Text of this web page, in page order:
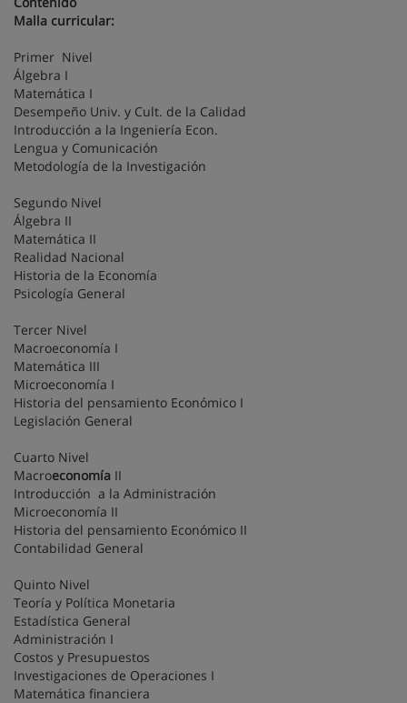
Malla curricular:
Primer Nivel
Álgebra I
Matemática I
Desempeño Univ. y Cult. de la Calidad
Introducción a la Ingeniería Econ.
Lengua y Comunicación
Metodología de la Investigación
Segundo Nivel
Álgebra II
Matemática II
Realidad Nacional
Historia de la Economía
Psicología General
Tercer Nivel
Macroeconomía I
Matemática III
Microeconomía I
Historia del pensamiento Económico I
Legislación General
Cuarto Nivel
Macroeconomía II
Introducción a la Administración
Microeconomía II
Historia del pensamiento Económico II
Contabilidad General
Quinto Nivel
Teoría y Política Monetaria
Estadística General
Administración I
Costos y Presupuestos
Investigaciones de Operaciones I
Matemática financiera